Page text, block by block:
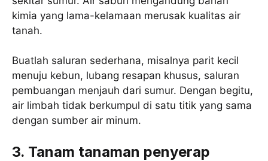
kimia yang lama-kelamaan merusak kualitas air
tanah.
Buatlah saluran sederhana, misalnya parit kecil
menuju kebun, lubang resapan khusus, saluran
pembuangan menjauh dari sumur. Dengan begitu,
air limbah tidak berkumpul di satu titik yang sama
dengan sumber air minum.
3. Tanam tanaman penyerap